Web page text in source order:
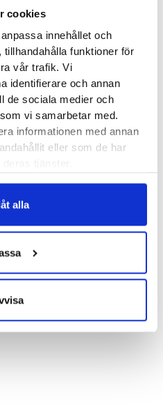
cookies
innehållet och
funktioner för
vår trafik. Vi
identifierare och annan
de sociala medier och
vi samarbetar med.
informationen med annan
eller som de har
alla
med grym
Vi törs nog lova att du
och vid träning och den
som rispats upp.
på strumpan